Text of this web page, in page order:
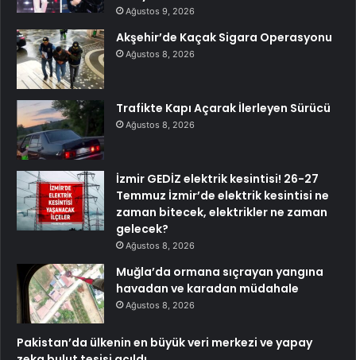
Ağustos 9, 2026
Akşehir’de Kaçak Sigara Operasyonu
Ağustos 8, 2026
Trafikte Kapı Açarak İlerleyen Sürücü
Ağustos 8, 2026
İzmir GEDİZ elektrik kesintisi! 26-27
Temmuz İzmir’de elektrik kesintisi ne
zaman bitecek, elektrikler ne zaman
gelecek?
Ağustos 8, 2026
Muğla’da ormana sıçrayan yangına
havadan ve karadan müdahale
Ağustos 8, 2026
Pakistan’da ülkenin en büyük veri merkezi ve yapay